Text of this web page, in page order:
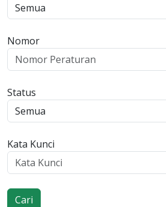
Nomor
Status
Kata Kunci
Cari